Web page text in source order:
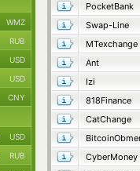
PocketBank
Swap-Line
MTexchange
Ant
Izi
818Finance
CatChange
CyberMoney
WMZ
RUB
USD
USD
CNY
USD
RUB